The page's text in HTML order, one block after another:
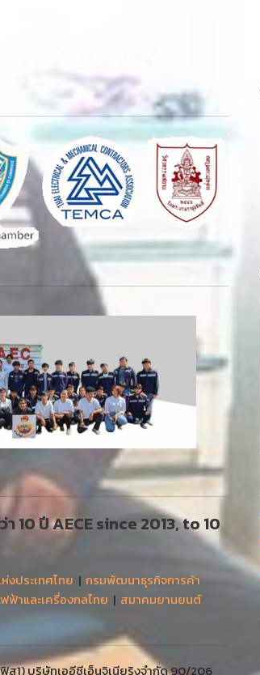
10 ปี AECE since 2013, to 10
งประเทศไทย | กรมพัฒนาธุรกิจการค้า
ฟ้าและเครื่องกลไทย | สมาคมยานยนต์
1) บริษัทเออีซีเอ็นจิเนียริงจำกัด 90/206